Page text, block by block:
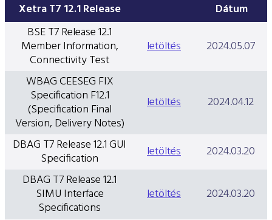
Xetra T7 12.1 Release
Dátum
BSE T7 Release 12.1
Member Information,
Connectivity Test
letöltés
2024.05.07
WBAG CEESEG FIX
Specification F12.1
(Specification Final
Version, Delivery Notes)
letöltés 2024.04.12
DBAG T7 Release 12.1 GUI
Specification letöltés
2024.03.20
DBAG T7 Release 12.1
SIMU Interface
Specifications
letöltés
2024.03.20